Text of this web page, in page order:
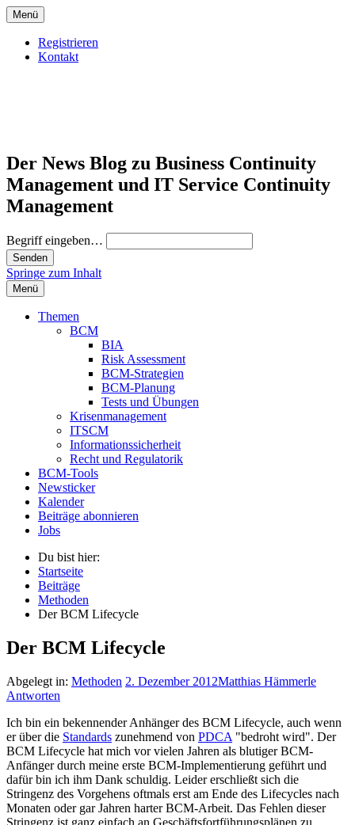
Menü
Registrieren
Kontakt
Der News Blog zu Business Continuity
Management und IT Service Continuity
Management
Begriff eingeben…
Springe zum Inhalt
Menü
Themen
BCM
BIA
Risk Assessment
BCM-Strategien
BCM-Planung
Tests und Übungen
Krisenmanagement
ITSCM
Informationssicherheit
Recht und Regulatorik
BCM-Tools
Newsticker
Kalender
Beiträge abonnieren
Jobs
Du bist hier:
Startseite
Beiträge
Methoden
Der BCM Lifecycle
Der BCM Lifecycle
Abgelegt in: Methoden 2. Dezember 2012Matthias Hämmerle
Antworten
Ich bin ein bekennender Anhänger des BCM Lifecycle, auch wenn
er über die Standards zunehmend von PDCA "bedroht wird". Der
BCM Lifecycle hat mich vor vielen Jahren als blutiger BCM-
Anfänger durch meine erste BCM-Implementierung geführt und
dafür bin ich ihm Dank schuldig. Leider erschließt sich die
Stringenz des Vorgehens oftmals erst am Ende des Lifecycles nach
Monaten oder gar Jahren harter BCM-Arbeit. Das Fehlen dieser
Stringenz ist ganz einfach an Geschäftsfortführungsplänen zu